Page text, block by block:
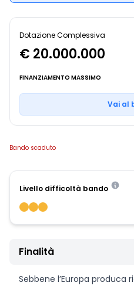
Dotazione Complessiva
€ 20.000.000
FINANZIAMENTO MASSIMO
Vai al
Bando scaduto
Livello difficoltà bando
Finalità
Sebbene l’Europa produca